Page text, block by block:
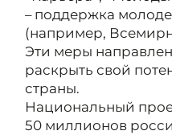
– поддержка
(например,
Эти меры
раскрыть свой
страны.
Национальный
50 миллионов